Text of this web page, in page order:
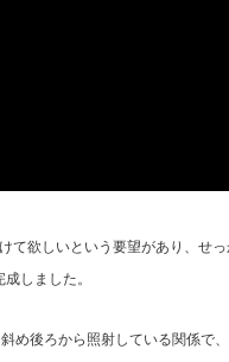
て欲しいという要望があり、せ
しました。
め後ろから照射している関係で